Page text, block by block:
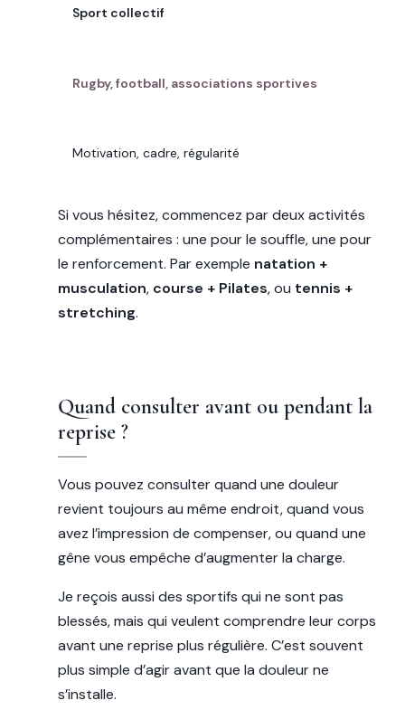
Sport collectif
Rugby, football, associations sportives
Motivation, cadre, régularité
Si vous hésitez, commencez par deux activités
complémentaires : une pour le souffle, une pour
le renforcement. Par exemple natation +
musculation, course + Pilates, ou tennis +
stretching.
Quand consulter avant ou pendant la
reprise ?
Vous pouvez consulter quand une douleur
revient toujours au même endroit, quand vous
avez l’impression de compenser, ou quand une
gêne vous empêche d’augmenter la charge.
Je reçois aussi des sportifs qui ne sont pas
blessés, mais qui veulent comprendre leur corps
avant une reprise plus régulière. C’est souvent
plus simple d’agir avant que la douleur ne
s’installe.